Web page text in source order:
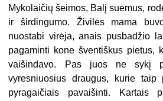
Mykolaičių šeimos, Balį suėmus,
ir širdingumo. Živilės mama
nuostabi virėja, anais pusbadžio
pagaminti kone šventiškus pietus,
vaišindavo. Pas juos ne sykį
vyresniuosius draugus, kurie taip
pyragaičiais pavaišinti. Kartais